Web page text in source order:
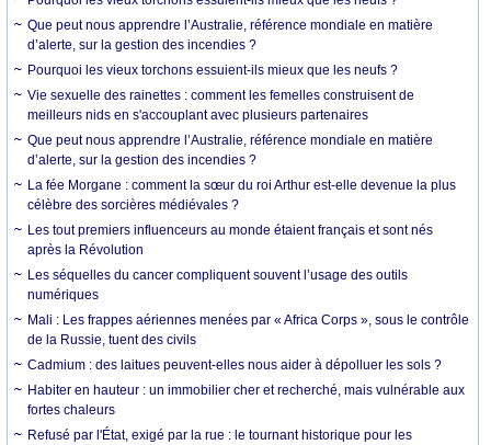
Que peut nous apprendre l’Australie, référence mondiale en matière
d’alerte, sur la gestion des incendies ?
Pourquoi les vieux torchons essuient-ils mieux que les neufs ?
Vie sexuelle des rainettes : comment les femelles construisent de
meilleurs nids en s'accouplant avec plusieurs partenaires
Que peut nous apprendre l’Australie, référence mondiale en matière
d’alerte, sur la gestion des incendies ?
La fée Morgane : comment la sœur du roi Arthur est-elle devenue la plus
célèbre des sorcières médiévales ?
Les tout premiers influenceurs au monde étaient français et sont nés
après la Révolution
Les séquelles du cancer compliquent souvent l’usage des outils
numériques
Mali : Les frappes aériennes menées par « Africa Corps », sous le contrôle
de la Russie, tuent des civils
Cadmium : des laitues peuvent-elles nous aider à dépolluer les sols ?
Habiter en hauteur : un immobilier cher et recherché, mais vulnérable aux
fortes chaleurs
Refusé par l'État, exigé par la rue : le tournant historique pour les